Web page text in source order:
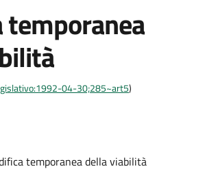
04-30;285~art5)
temporanea della viabilità